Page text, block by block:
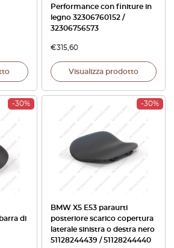
Performance con finiture in
legno 32306760152 /
32306756573
€315,60
Visualizza prodotto
-30%
di
-30%
BMW X5 E53 paraurti
posteriore scarico copertura
laterale sinistra o destra nero
51128244439 / 51128244440